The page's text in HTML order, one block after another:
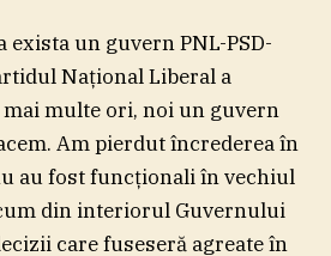
exista un guvern PNL-PSD-
Naţional Liberal a
mai multe ori, noi un guvern
Am pierdut încrederea în
au fost funcţionali în vechiul
din interiorul Guvernului
care fuseseră agreate în